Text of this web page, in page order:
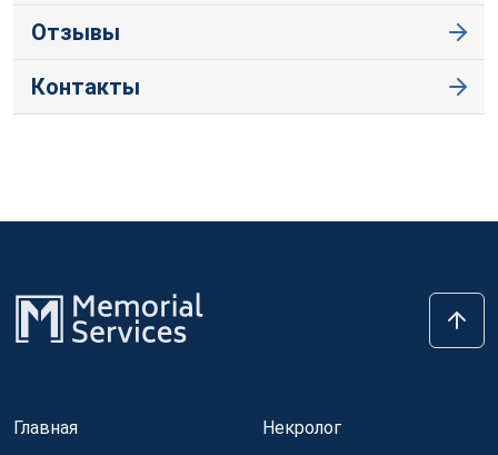
Отзывы
Контакты
Главная
Некролог